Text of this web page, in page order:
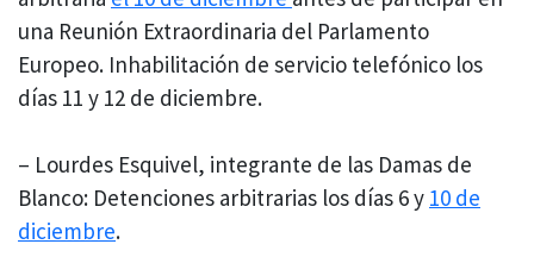
una Reunión Extraordinaria del Parlamento
Europeo. Inhabilitación de servicio telefónico los
días 11 y 12 de diciembre.
– Lourdes Esquivel, integrante de las Damas de
Blanco: Detenciones arbitrarias los días 6 y 10 de
diciembre.